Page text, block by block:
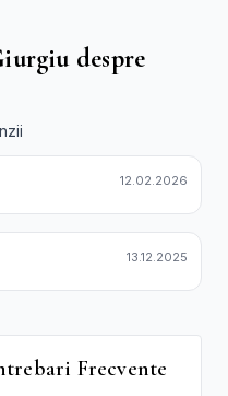
despre
12.02.2026
13.12.2025
Frecvente